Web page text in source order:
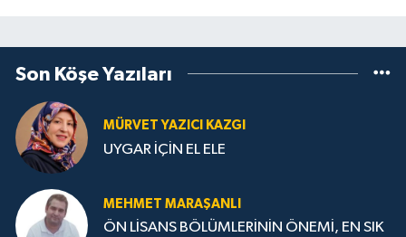
Son Köşe Yazıları
MÜRVET YAZICI KAZGI
UYGAR İÇİN EL ELE
MEHMET MARAŞANLI
ÖN LİSANS BÖLÜMLERİNİN ÖNEMİ, EN SIK